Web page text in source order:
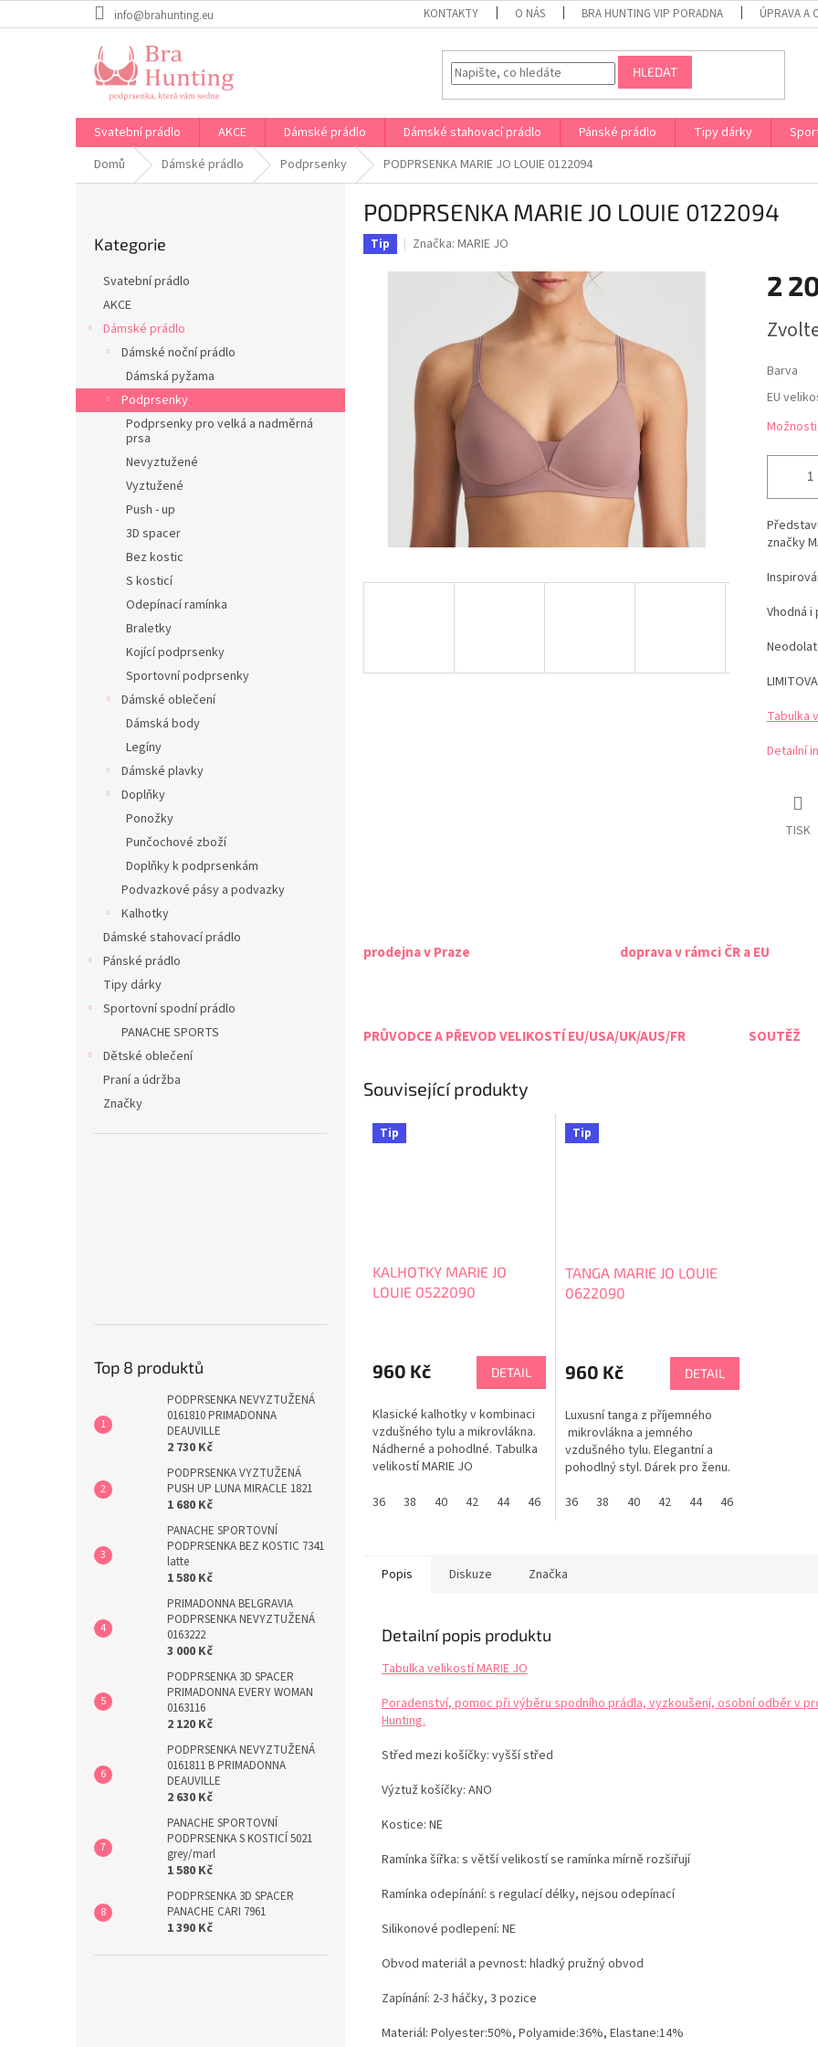
na
info@brahunting.eu KONTAKTY O NÁS BRA HUNTING VIP PORADNA ÚPRAVA A
HLEDAT
Svatební prádlo AKCE Dámské prádlo Dámské stahovací prádlo Pánské prádlo Tipy dárky
Domů
Dámské prádlo Podprsenky PODPRSENKA MARIE JO LOUIE 0122094
a
n
kategorie
Kategorie
Svatební prádlo
AKCE
Dámské prádlo
Dámské noční prádlo
Dámská pyžama
Podprsenky
Podprsenky pro velká a nadměrná
prsa
Nevyztužené
Vyztužené
Push - up
3D spacer
Bez kostic
S kosticí
Odepínací ramínka
Braletky
Kojící podprsenky
Sportovní podprsenky
Dámské oblečení
Dámská body
Legíny
Dámské plavky
Doplňky
Ponožky
Punčochové zboží
Doplňky k podprsenkám
Podvazkové pásy a podvazky
Kalhotky
Dámské stahovací prádlo
Pánské prádlo
Tipy dárky
Sportovní spodní prádlo
PANACHE SPORTS
Dětské oblečení
Praní a údržba
Značky
Top 8 produktů
PODPRSENKA NEVYZTUŽENÁ
0161810 PRIMADONNA
DEAUVILLE
2 730 Kč
PODPRSENKA VYZTUŽENÁ
PUSH UP LUNA MIRACLE 1821
1 680 Kč
PANACHE SPORTOVNÍ
PODPRSENKA BEZ KOSTIC 7341
latte
1 580 Kč
PRIMADONNA BELGRAVIA
PODPRSENKA NEVYZTUŽENÁ
0163222
3 000 Kč
PODPRSENKA 3D SPACER
PRIMADONNA EVERY WOMAN
0163116
2 120 Kč
PODPRSENKA NEVYZTUŽENÁ
0161811 B PRIMADONNA
DEAUVILLE
2 630 Kč
PANACHE SPORTOVNÍ
PODPRSENKA S KOSTICÍ 5021
grey/marl
1 580 Kč
PODPRSENKA 3D SPACER
PANACHE CARI 7961
1 390 Kč
PODPRSENKA MARIE JO LOUIE 0122094
Tip Značka: MARIE JO
2
cena:
Barva
EU
značky
Vhodná
Tabulka
Detailní
TISK
prodejna v Praze doprava v rámci ČR a EU
PRŮVODCE A PŘEVOD VELIKOSTÍ EU/USA/UK/AUS/FR SOUTĚŽ
Související produkty
Tip
KALHOTKY MARIE JO
LOUIE 0522090
produktu
je
z
5
hvězdiček.
960 Kč DETAIL
Klasické kalhotky v kombinaci
vzdušného tylu a mikrovlákna.
Nádherné a pohodlné. Tabulka
velikostí MARIE JO
36
38 40 42 44 46
Tip
TANGA MARIE JO LOUIE
0622090
960 Kč DETAIL
Luxusní tanga z příjemného
mikrovlákna a jemného
vzdušného tylu. Elegantní a
pohodlný styl. Dárek pro ženu.
36
38 40 42 44 46
Popis Diskuze Značka
Detailní popis produktu
Tabulka velikostí MARIE JO
Poradenství, pomoc při výběru spodního prádla, vyzkoušení, osobní odběr v
Hunting.
Střed mezi košíčky: vyšší střed
Výztuž košíčky: ANO
Kostice: NE
Ramínka šířka: s větší velikostí se ramínka mírně rozšiřují
Ramínka odepínání: s regulací délky, nejsou odepínací
Silikonové podlepení: NE
Obvod materiál a pevnost: hladký pružný obvod
Zapínání: 2-3 háčky, 3 pozice
Materiál: Polyester:50%, Polyamide:36%, Elastane:14%